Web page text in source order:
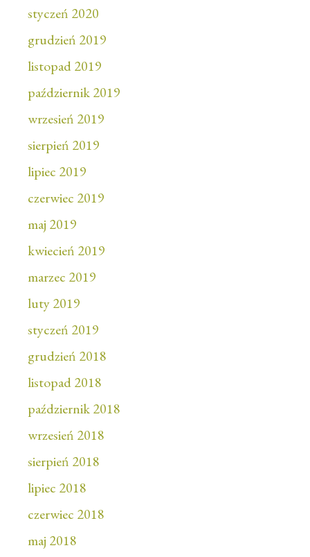
styczeń 2020
grudzień 2019
listopad 2019
październik 2019
wrzesień 2019
sierpień 2019
lipiec 2019
czerwiec 2019
maj 2019
kwiecień 2019
marzec 2019
luty 2019
styczeń 2019
grudzień 2018
listopad 2018
październik 2018
wrzesień 2018
sierpień 2018
lipiec 2018
czerwiec 2018
maj 2018